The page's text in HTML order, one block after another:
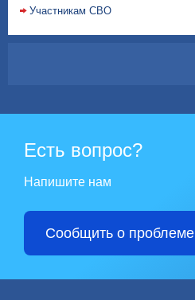
Участникам СВО
Есть вопрос?
Напишите нам
Сообщить о проблеме